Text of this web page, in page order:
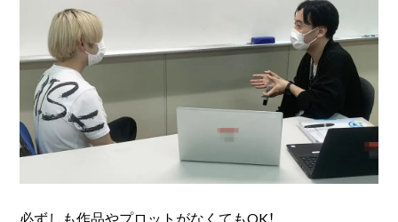
必ずしも作品やプロットがなくてもOK！